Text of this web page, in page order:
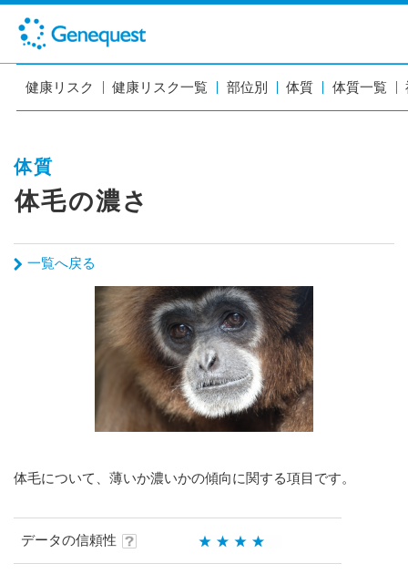
健康リスク 健康リスク一覧 部位別 体質 体質一覧
体質
体毛の濃さ
一覧へ戻る
体毛について、薄いか濃いかの傾向に関する項目です。
データの信頼性